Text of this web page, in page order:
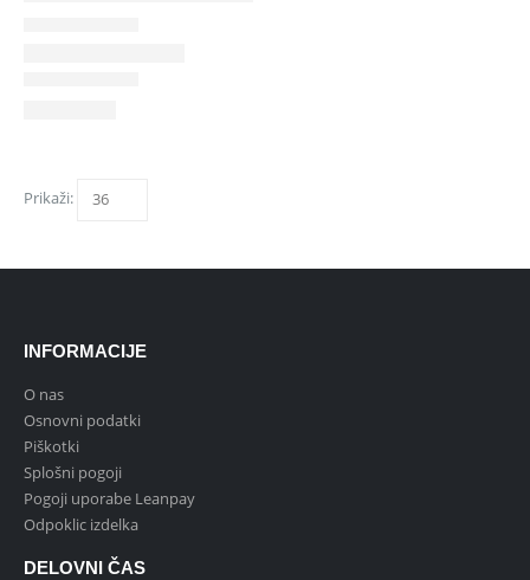
Prikaži:
INFORMACIJE
O nas
Osnovni podatki
Piškotki
Splošni pogoji
Pogoji uporabe Leanpay
Odpoklic izdelka
DELOVNI ČAS